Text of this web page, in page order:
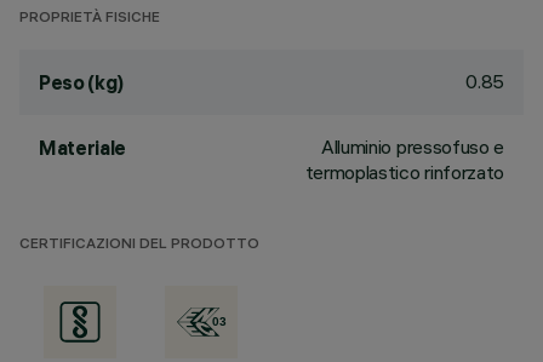
PROPRIETÀ FISICHE
Peso (kg) 0.85
Materiale
Alluminio pressofuso e
termoplastico rinforzato
CERTIFICAZIONI DEL PRODOTTO